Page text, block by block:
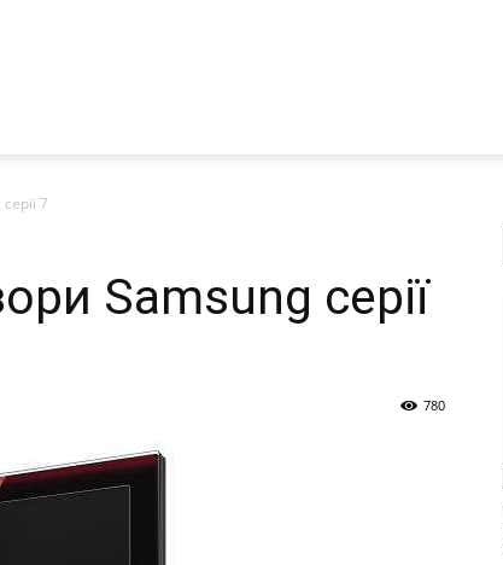
7
Samsung серії
780